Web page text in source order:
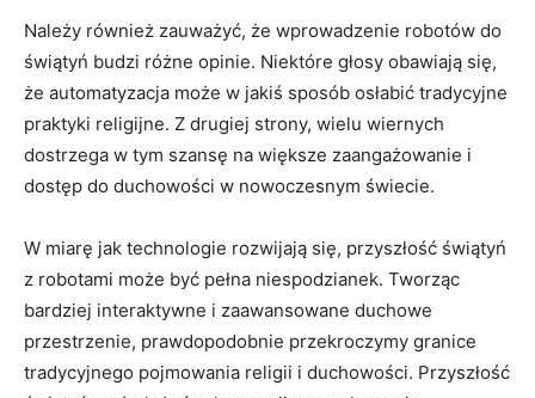
Należy również zauważyć, że wprowadzenie robotów do
świątyń budzi różne opinie. Niektóre głosy obawiają się,
że automatyzacja może w jakiś sposób osłabić tradycyjne
praktyki religijne. Z drugiej strony, wielu wiernych
dostrzega w tym szansę na większe zaangażowanie i
dostęp do duchowości w nowoczesnym świecie.
W miarę jak technologie rozwijają się, przyszłość świątyń
z robotami może być pełna niespodzianek. Tworząc
bardziej interaktywne i zaawansowane duchowe
przestrzenie, prawdopodobnie przekroczymy granice
tradycyjnego pojmowania religii i duchowości. Przyszłość